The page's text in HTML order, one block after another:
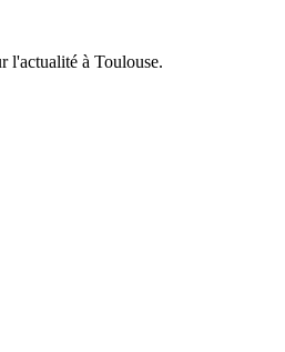
l'actualité à Toulouse.